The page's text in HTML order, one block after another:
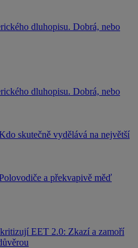
dluhopisu. Dobrá, nebo
dluhopisu. Dobrá, nebo
skutečně vydělává na největší
a překvapivě měď
EET 2.0: Zkazí a zamoří